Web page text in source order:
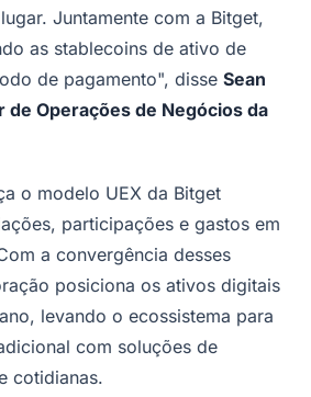
Juntamente com a Bitget,
as stablecoins de ativo de
de pagamento", disse Sean
de Operações de Negócios da
o modelo UEX da Bitget
participações e gastos em
a convergência desses
posiciona os ativos digitais
levando o ecossistema para
com soluções de
cotidianas.